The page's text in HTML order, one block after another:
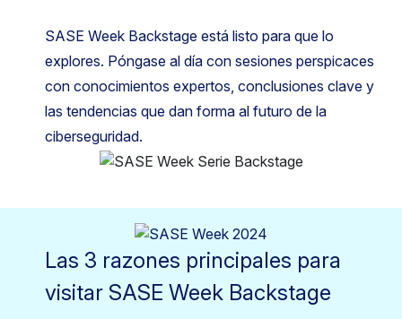
SASE Week Backstage está listo para que lo
explores. Póngase al día con sesiones perspicaces
con conocimientos expertos, conclusiones clave y
las tendencias que dan forma al futuro de la
ciberseguridad.
Las 3 razones principales para
visitar SASE Week Backstage